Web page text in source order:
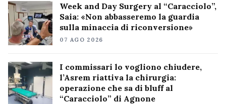
Week and Day Surgery al “Caracciolo”,
Saia: «Non abbasseremo la guardia
sulla minaccia di riconversione»
07 AGO 2026
I commissari lo vogliono chiudere,
l’Asrem riattiva la chirurgia:
operazione che sa di bluff al
“Caracciolo” di Agnone